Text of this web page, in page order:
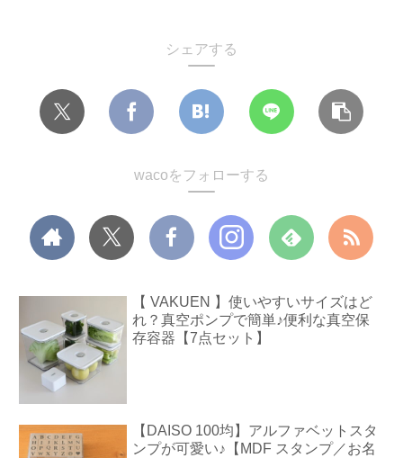
シェアする
wacoをフォローする
【 VAKUEN 】使いやすいサイズはど
れ？真空ポンプで簡単♪便利な真空保
存容器【7点セット】
【DAISO 100均】アルファベットスタ
ンプが可愛い♪【MDF スタンプ／お名